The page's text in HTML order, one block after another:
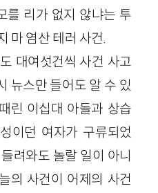
를 리가 없지 않냐는 투
마 염산 테러 사건.
대여섯건씩 사건 사고
뉴스만 들어도 알 수 있
린 이십대 아들과 상습
이던 여자가 구류되었
려와도 놀랄 일이 아니
의 사건이 어제의 사건